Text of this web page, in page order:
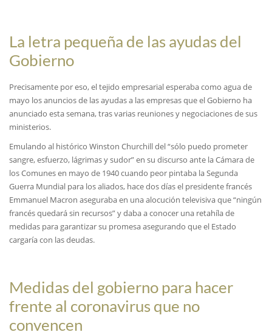
La letra pequeña de las ayudas del
Gobierno
Precisamente por eso, el tejido empresarial esperaba como agua de
mayo los anuncios de las ayudas a las empresas que el Gobierno ha
anunciado esta semana, tras varias reuniones y negociaciones de sus
ministerios.
Emulando al histórico Winston Churchill del “sólo puedo prometer
sangre, esfuerzo, lágrimas y sudor” en su discurso ante la Cámara de
los Comunes en mayo de 1940 cuando peor pintaba la Segunda
Guerra Mundial para los aliados, hace dos días el presidente francés
Emmanuel Macron aseguraba en una alocución televisiva que “ningún
francés quedará sin recursos” y daba a conocer una retahíla de
medidas para garantizar su promesa asegurando que el Estado
cargaría con las deudas.
Medidas del gobierno para hacer
frente al coronavirus que no
convencen